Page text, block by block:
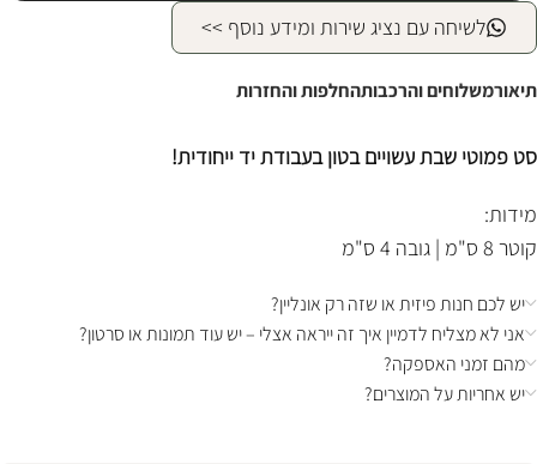
לשיחה עם נציג שירות ומידע נוסף >>
תיאורמשלוחים והרכבותהחלפות והחזרות
סט פמוטי שבת עשויים בטון בעבודת יד ייחודית!
מידות:
קוטר 8 ס"מ | גובה 4 ס"מ
יש לכם חנות פיזית או שזה רק אונליין?
אני לא מצליח לדמיין איך זה ייראה אצלי – יש עוד תמונות או סרטון?
מהם זמני האספקה?
יש אחריות על המוצרים?